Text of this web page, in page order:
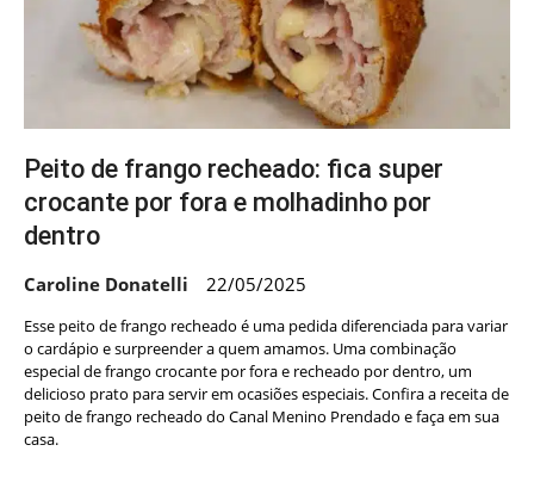
Peito de frango recheado: fica super
crocante por fora e molhadinho por
dentro
Caroline Donatelli 22/05/2025
Esse peito de frango recheado é uma pedida diferenciada para variar
o cardápio e surpreender a quem amamos. Uma combinação
especial de frango crocante por fora e recheado por dentro, um
delicioso prato para servir em ocasiões especiais. Confira a receita de
peito de frango recheado do Canal Menino Prendado e faça em sua
casa.